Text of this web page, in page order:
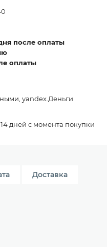
после оплаты
оплаты
yandex.Деньги
дней с момента покупки
Доставка